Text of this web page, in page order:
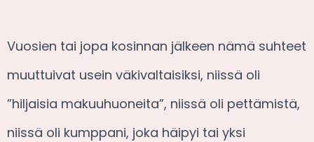
Vuosien tai jopa kosinnan jälkeen nämä suhteet
muuttuivat usein väkivaltaisiksi, niissä oli
”hiljaisia makuuhuoneita”, niissä oli pettämistä,
niissä oli kumppani, joka häipyi tai yksi